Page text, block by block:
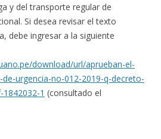
y del transporte regular de
Si desea revisar el texto
debe ingresar a la siguiente
download/url/aprueban-el-
urgencia-no-012-2019-q-decreto-
1 (consultado el